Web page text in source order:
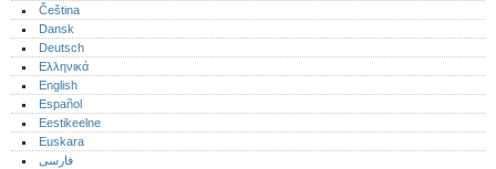
Čeština
Dansk
Deutsch
Ελληνικά
English
Español
Eestikeelne
Euskara
فارسی